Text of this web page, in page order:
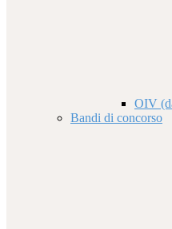
OIV
Bandi di concorso